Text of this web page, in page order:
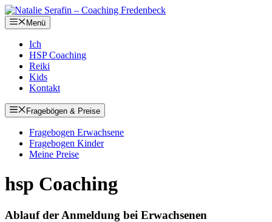
Zum
Inhalt
springen
Menü
Ich
HSP Coaching
Reiki
Kids
Kontakt
Fragebögen & Preise
Fragebogen Erwachsene
Fragebogen Kinder
Meine Preise
hsp Coaching
Ablauf der Anmeldung bei Erwachsenen